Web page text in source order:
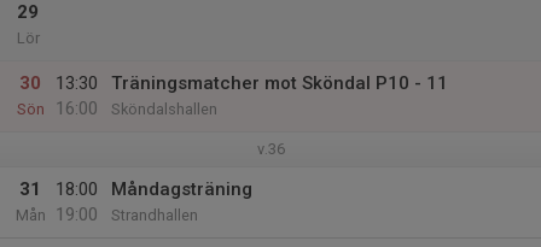
29
Lör
30
Sön
13:30
16:00
Träningsmatcher mot Sköndal P10 - 11
Sköndalshallen
v.36
31
Mån
18:00
19:00
Måndagsträning
Strandhallen